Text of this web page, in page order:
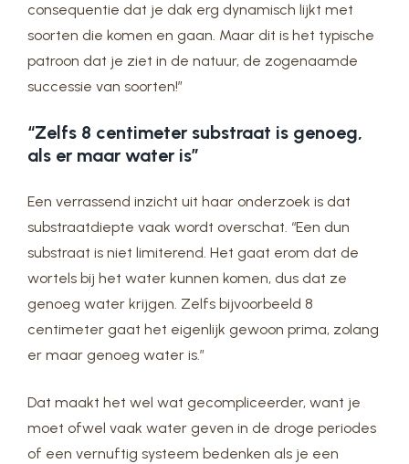
consequentie dat je dak erg dynamisch lijkt met
soorten die komen en gaan. Maar dit is het typische
patroon dat je ziet in de natuur, de zogenaamde
successie van soorten!”
“Zelfs 8 centimeter substraat is genoeg,
als er maar water is”
Een verrassend inzicht uit haar onderzoek is dat
substraatdiepte vaak wordt overschat. “Een dun
substraat is niet limiterend. Het gaat erom dat de
wortels bij het water kunnen komen, dus dat ze
genoeg water krijgen. Zelfs bijvoorbeeld 8
centimeter gaat het eigenlijk gewoon prima, zolang
er maar genoeg water is.”
Dat maakt het wel wat gecompliceerder, want je
moet ofwel vaak water geven in de droge periodes
of een vernuftig systeem bedenken als je een